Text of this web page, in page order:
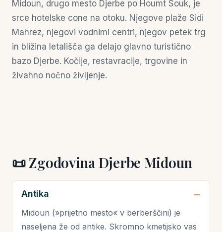
Midoun, drugo mesto Djerbe po Houmt Souk, je
srce hotelske cone na otoku. Njegove plaže Sidi
Mahrez, njegovi vodnimi centri, njegov petek trg
in bližina letališča ga delajo glavno turistično
bazo Djerbe. Kočije, restavracije, trgovine in
živahno nočno življenje.
📜 Zgodovina Djerbe Midoun
Antika
Midoun (»prijetno mesto« v berberščini) je
naseljena že od antike. Skromno kmetijsko vas